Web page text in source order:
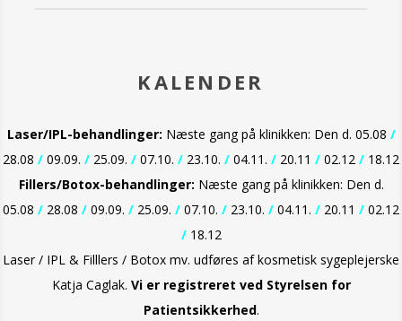
KALENDER
Laser/IPL-behandlinger: Næste gang på klinikken: Den d. 05.08 /
28.08 / 09.09. / 25.09. / 07.10. / 23.10. / 04.11. / 20.11 / 02.12 / 18.12
Fillers/Botox-behandlinger: Næste gang på klinikken: Den d.
05.08 / 28.08 / 09.09. / 25.09. / 07.10. / 23.10. / 04.11. / 20.11 / 02.12
/18.12
Laser / IPL & Filllers / Botox mv. udføres af kosmetisk sygeplejerske
Katja Caglak. Vi er registreret ved Styrelsen for
Patientsikkerhed.